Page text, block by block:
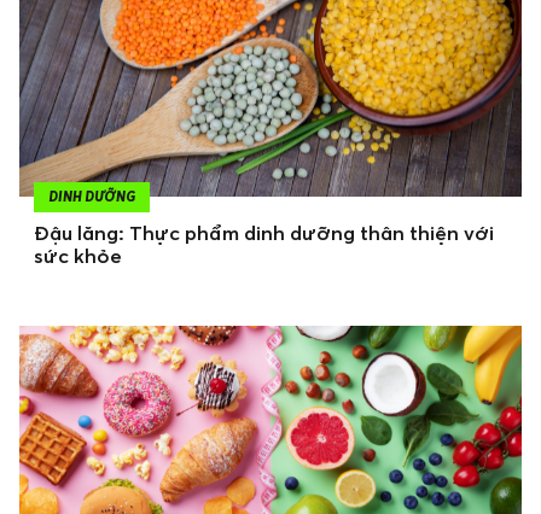
DINH DƯỠNG
Đậu lăng: Thực phẩm dinh dưỡng thân thiện với
sức khỏe